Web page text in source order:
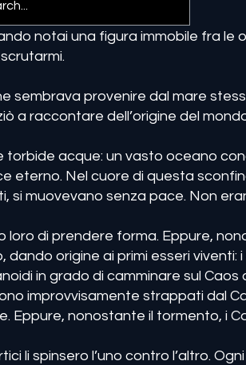
notai una figura immobile fra le
sembrava provenire dal mare
a raccontare dell’origine del
torbide acque: un vasto oceano
eterno. Nel cuore di questa
si muovevano senza pace. Non
loro di prendere forma. Eppure,
origine ai primi esseri viventi: i
in grado di camminare sul
improvvisamente strappati dal
Eppure, nonostante il tormento, i
li spinsero l’uno contro l’altro.